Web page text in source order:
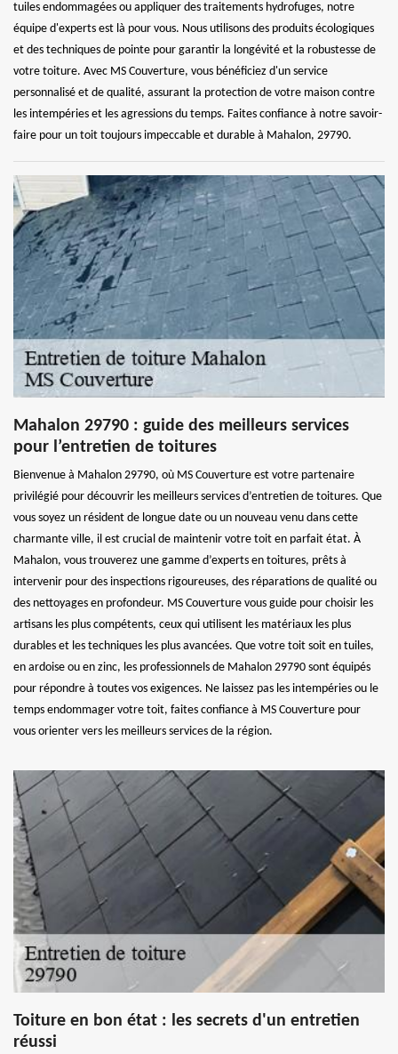
tuiles endommagées ou appliquer des traitements hydrofuges, notre
équipe d'experts est là pour vous. Nous utilisons des produits écologiques
et des techniques de pointe pour garantir la longévité et la robustesse de
votre toiture. Avec MS Couverture, vous bénéficiez d'un service
personnalisé et de qualité, assurant la protection de votre maison contre
les intempéries et les agressions du temps. Faites confiance à notre savoir-
faire pour un toit toujours impeccable et durable à Mahalon, 29790.
Mahalon 29790 : guide des meilleurs services
pour l’entretien de toitures
Bienvenue à Mahalon 29790, où MS Couverture est votre partenaire
privilégié pour découvrir les meilleurs services d’entretien de toitures. Que
vous soyez un résident de longue date ou un nouveau venu dans cette
charmante ville, il est crucial de maintenir votre toit en parfait état. À
Mahalon, vous trouverez une gamme d’experts en toitures, prêts à
intervenir pour des inspections rigoureuses, des réparations de qualité ou
des nettoyages en profondeur. MS Couverture vous guide pour choisir les
artisans les plus compétents, ceux qui utilisent les matériaux les plus
durables et les techniques les plus avancées. Que votre toit soit en tuiles,
en ardoise ou en zinc, les professionnels de Mahalon 29790 sont équipés
pour répondre à toutes vos exigences. Ne laissez pas les intempéries ou le
temps endommager votre toit, faites confiance à MS Couverture pour
vous orienter vers les meilleurs services de la région.
Toiture en bon état : les secrets d'un entretien
réussi